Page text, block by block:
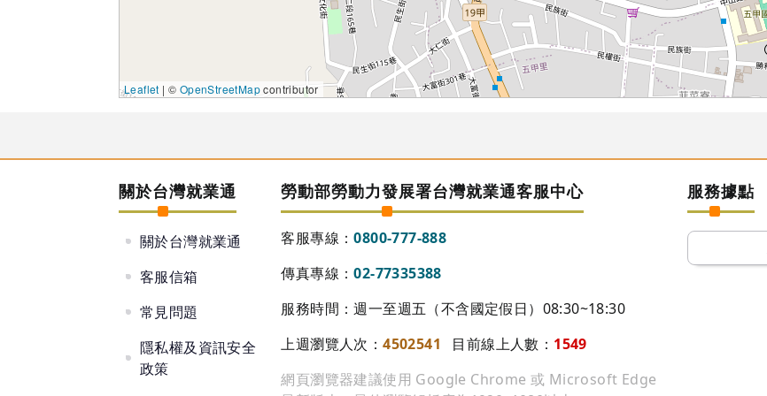
Leaflet | © OpenStreetMapcontributor
關於台灣就業通
關於台灣就業通
客服信箱
常見問題
隱私權及資訊安全
政策
勞動部勞動力發展署台灣就業通客服中心
客服專線：0800-777-888
傳真專線：02-77335388
服務時間：週一至週五（不含國定假日）08:30~18:30
上週瀏覽人次：4502541 目前線上人數： 1549
網頁瀏覽器建議使用 Google Chrome 或 Microsoft Edge
84
服務據點